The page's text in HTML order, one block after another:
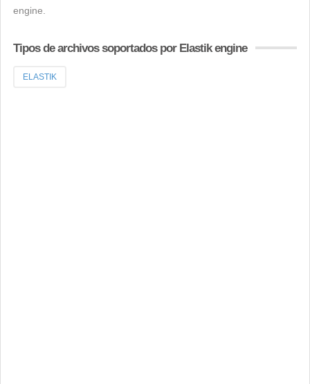
engine.
Tipos de archivos soportados por Elastik engine
ELASTIK